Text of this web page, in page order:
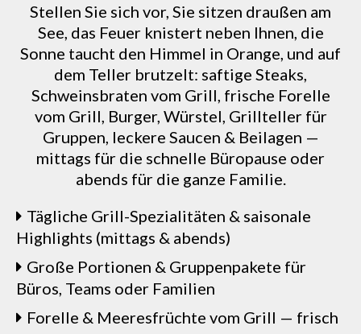
Stellen Sie sich vor, Sie sitzen draußen am
See, das Feuer knistert neben Ihnen, die
Sonne taucht den Himmel in Orange, und auf
dem Teller brutzelt: saftige Steaks,
Schweinsbraten vom Grill, frische Forelle
vom Grill, Burger, Würstel, Grillteller für
Gruppen, leckere Saucen & Beilagen —
mittags für die schnelle Büropause oder
abends für die ganze Familie.
Tägliche Grill-Spezialitäten & saisonale
Highlights (mittags & abends)
Große Portionen & Gruppenpakete für
Büros, Teams oder Familien
Forelle & Meeresfrüchte vom Grill — frisch